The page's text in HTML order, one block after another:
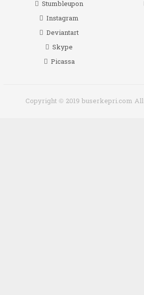
Stumbleupon
Instagram
Deviantart
Skype
Picassa
Copyright © 2019 buserkepri.com